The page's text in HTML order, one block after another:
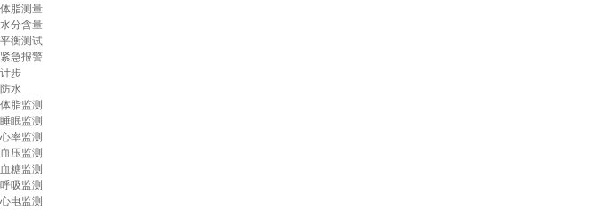
体脂测量
水分含量
平衡测试
紧急报警
计步
防水
体脂监测
睡眠监测
心率监测
血压监测
血糖监测
呼吸监测
心电监测